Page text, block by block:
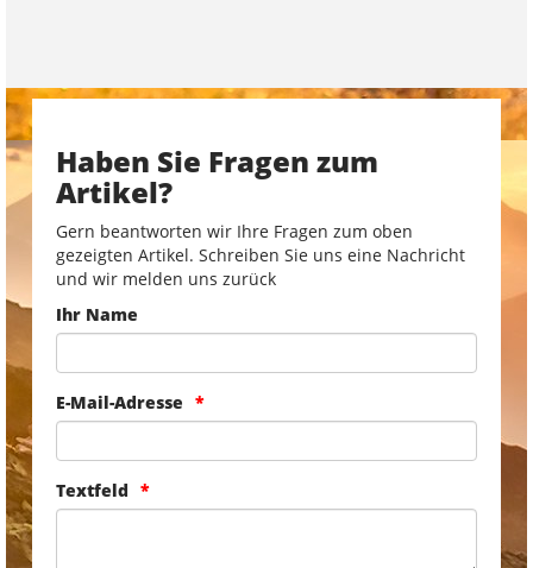
Haben Sie Fragen zum
Artikel?
Gern beantworten wir Ihre Fragen zum oben
gezeigten Artikel. Schreiben Sie uns eine Nachricht
und wir melden uns zurück
Ihr Name
E-Mail-Adresse
Textfeld